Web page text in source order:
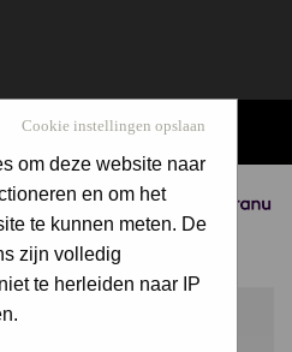
Sponsored by
Cookie instellingen opslaan
om deze website naar
en om het
te kunnen meten. De
zijn volledig
te herleiden naar IP
stated otherwise.